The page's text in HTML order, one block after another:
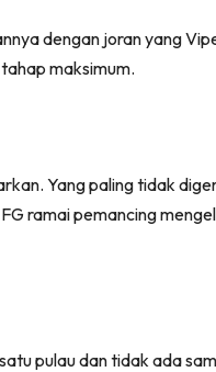
dengan joran yang
maksimum.
Yang paling tidak
ramai pemancing
pulau dan tidak ada